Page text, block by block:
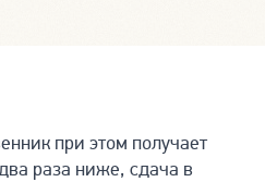
при этом получает
раза ниже, сдача в